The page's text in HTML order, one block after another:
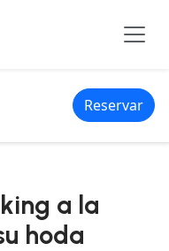
Reservar
de su hoda
a la
hoda